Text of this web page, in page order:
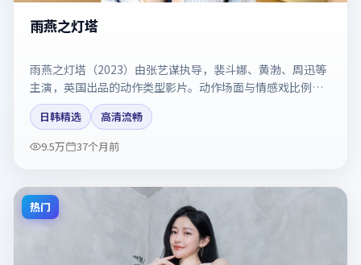
雨燕之灯塔
雨燕之灯塔（2023）由张艺谋执导，裴斗娜、黄渤、周迅等
主演，英国出品的动作类型影片。动作场面与情感戏比例拿
捏得当。剧情简介与主创信息可供检索参考，上映日期以片
方资料为准。
日韩精选
高清流畅
9.5万
37个月前
热门